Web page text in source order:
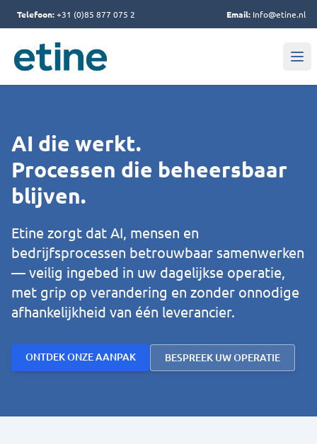
Telefoon:+31 (0)85 877 075 2 Email: Info@etine.nl
AI die werkt.
Processen die beheersbaar
blijven.
Etine zorgt dat AI, mensen en
bedrijfsprocessen betrouwbaar samenwerken
— veilig ingebed in uw dagelijkse operatie,
met grip op verandering en zonder onnodige
afhankelijkheid van één leverancier.
ONTDEK ONZE AANPAK BESPREEK UW OPERATIE